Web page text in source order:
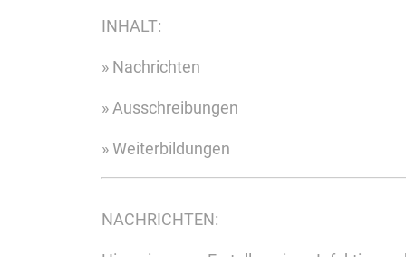
INHALT:
» Nachrichten
» Ausschreibungen
» Weiterbildungen
NACHRICHTEN: